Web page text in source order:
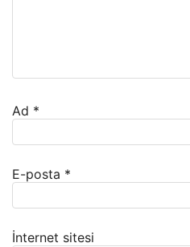
Ad *
E-posta *
İnternet sitesi